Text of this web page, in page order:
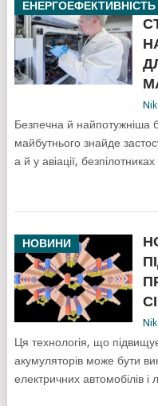
ЕНЕРГОЕФЕКТИВНІСТЬ
Безпечна й найпотужніша
майбутнього знайде
а й у авіації,
НОВИНИ
Ця технологія, що підвищує
акумуляторів може бути
електричних автомобілів і